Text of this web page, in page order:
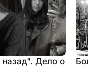
Дело о